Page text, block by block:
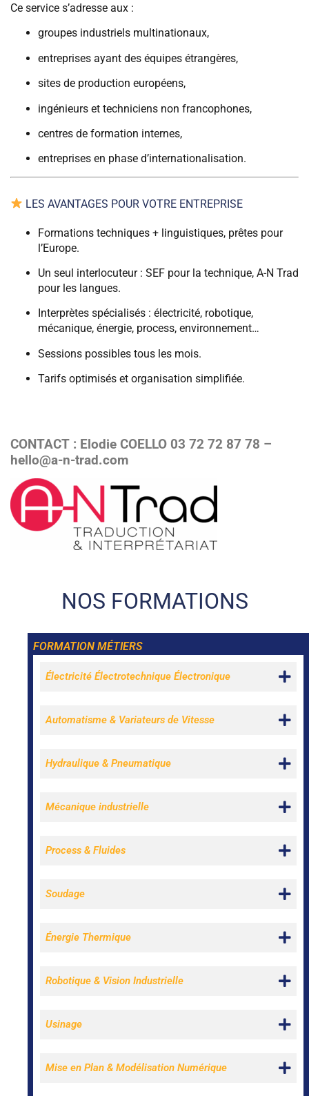
Ce service s’adresse aux :
groupes industriels multinationaux,
entreprises ayant des équipes étrangères,
sites de production européens,
ingénieurs et techniciens non francophones,
centres de formation internes,
entreprises en phase d’internationalisation.
LES AVANTAGES POUR VOTRE ENTREPRISE
Formations techniques + linguistiques, prêtes pour
l’Europe.
Un seul interlocuteur : SEF pour la technique, A-N Trad
pour les langues.
Interprètes spécialisés : électricité, robotique,
mécanique, énergie, process, environnement…
Sessions possibles tous les mois.
Tarifs optimisés et organisation simplifiée.
CONTACT : Elodie COELLO 03 72 72 87 78 –
hello@a-n-trad.com
NOS FORMATIONS
FORMATION MÉTIERS
Électricité Électrotechnique Électronique
Automatisme & Variateurs de Vitesse
Hydraulique & Pneumatique
Mécanique industrielle
Process & Fluides
Soudage
Énergie Thermique
Robotique & Vision Industrielle
Usinage
Mise en Plan & Modélisation Numérique